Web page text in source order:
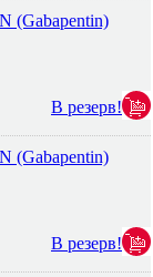
(Gabapentin)
В резерв!
(Gabapentin)
В резерв!